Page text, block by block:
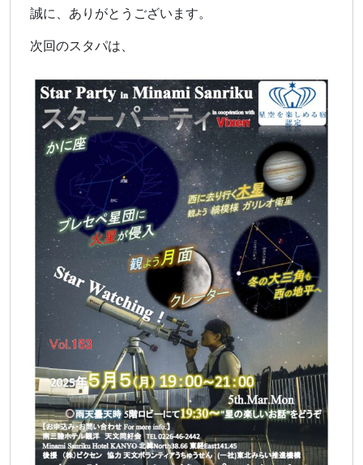
誠に、ありがとうございます。
次回のスタパは、